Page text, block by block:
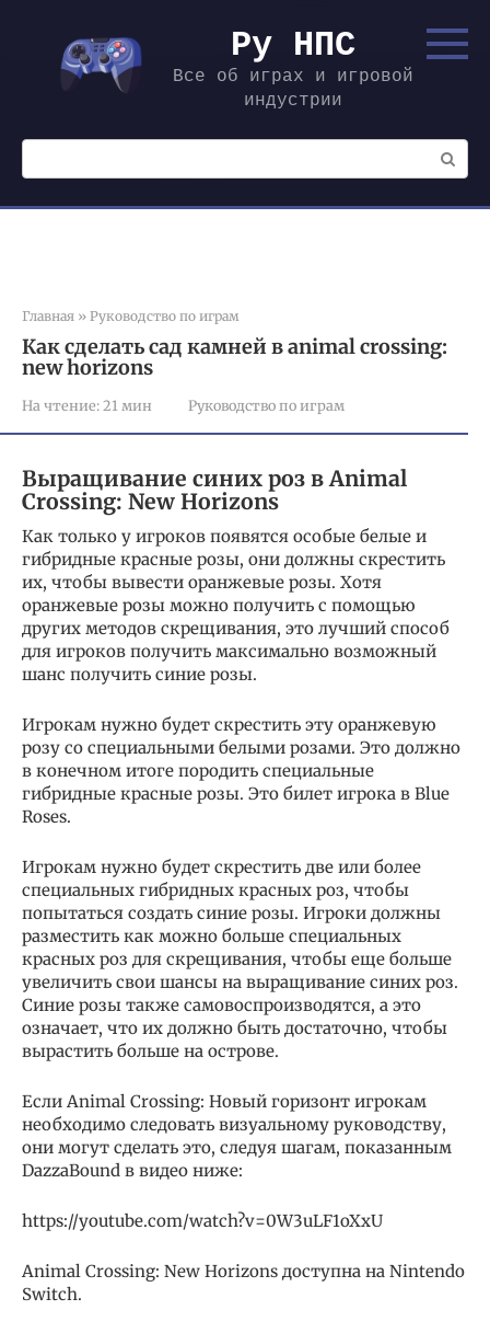
контенту
Ру НПС
Все об играх и игровой
индустрии
Поиск:
Главная » Руководство по играм
Как сделать сад камней в animal crossing:
new horizons
На чтение: 21 мин Руководство по играм
Выращивание синих роз в Animal
Crossing: New Horizons
Как только у игроков появятся особые белые и
гибридные красные розы, они должны скрестить
их, чтобы вывести оранжевые розы. Хотя
оранжевые розы можно получить с помощью
других методов скрещивания, это лучший способ
для игроков получить максимально возможный
шанс получить синие розы.
Игрокам нужно будет скрестить эту оранжевую
розу со специальными белыми розами. Это должно
в конечном итоге породить специальные
гибридные красные розы. Это билет игрока в Blue
Roses.
Игрокам нужно будет скрестить две или более
специальных гибридных красных роз, чтобы
попытаться создать синие розы. Игроки должны
разместить как можно больше специальных
красных роз для скрещивания, чтобы еще больше
увеличить свои шансы на выращивание синих роз.
Синие розы также самовоспроизводятся, а это
означает, что их должно быть достаточно, чтобы
вырастить больше на острове.
Если Animal Crossing: Новый горизонт игрокам
необходимо следовать визуальному руководству,
они могут сделать это, следуя шагам, показанным
DazzaBound в видео ниже:
https://youtube.com/watch?v=0W3uLF1oXxU
Animal Crossing: New Horizons доступна на Nintendo
Switch.